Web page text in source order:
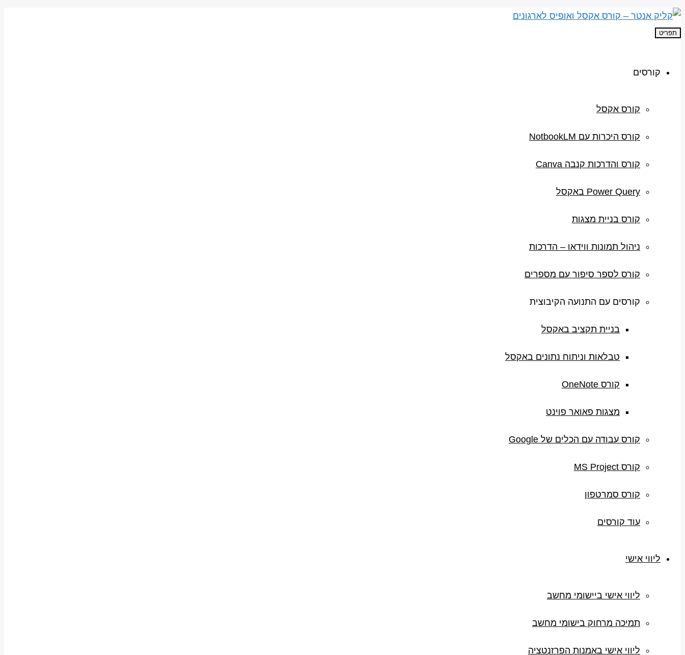
תפריט
קורסים
קורס אקסל
קורס היכרות עם NotbookLM
קורס והדרכות קנבה Canva
Power Query באקסל
קורס בניית מצגות
ניהול תמונות ווידאו – הדרכות
קורס לספר סיפור עם מספרים
קורסים עם התנועה הקיבוצית
בניית תקציב באקסל
טבלאות וניתוח נתונים באקסל
קורס OneNote
מצגות פאואר פוינט
קורס עבודה עם הכלים של Google
קורס MS Project
קורס סמרטפון
עוד קורסים
ליווי אישי
ליווי אישי ביישומי מחשב
תמיכה מרחוק בישומי מחשב
ליווי אישי באמנות הפרזנטציה